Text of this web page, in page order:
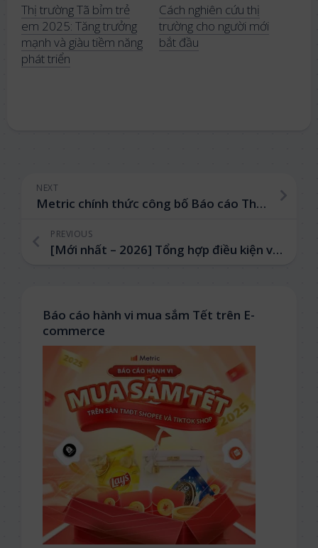
Thị trường Tã bỉm trẻ
em 2025: Tăng trưởng
mạnh và giàu tiềm năng
phát triển
Cách nghiên cứu thị
trường cho người mới
bắt đầu
NEXT
Metric chính thức công bố Báo cáo Thương mại Điện tử Việt Nam 2025
PREVIOUS
[Mới nhất – 2026] Tổng hợp điều kiện và cách trở thành Shop Mall trên Shopee, TikTok Shop & Lazada từ A-Z
Báo cáo hành vi mua sắm Tết trên E-
commerce